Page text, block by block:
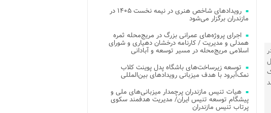
رویدادهای شاخص هنری در نیمه نخست ۱۴۰۵ در
مازندران برگزار می‌شود
اجرای پروژه‌های عمرانی بزرگ در مریج‌محله ثمره
همدلی و مدیریت / کارنامه درخشان دهیاری و شورای
اسلامی مریج‌محله در مسیر توسعه و آبادانی
توسعه زیرساخت‌های باشگاه پدل پوینت کلاب
نمک‌آبرود با هدف میزبانی رویدادهای بین‌المللی
هیات تنیس مازندران پرچمدار میزبانی‌های ملی و
پیشگام توسعه تنیس ایران/ مدیریت هدفمند سکوی
پرتاب تنیس مازندران